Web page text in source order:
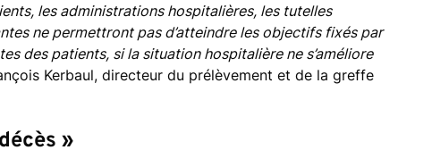
les administrations hospitalières, les tutelles
ne permettront pas d’atteindre les objectifs fixés par
des patients, si la situation hospitalière ne s’améliore
Kerbaul, directeur du prélèvement et de la greffe
»